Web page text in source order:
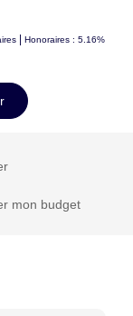
| Honoraires : 5.16%
mon budget